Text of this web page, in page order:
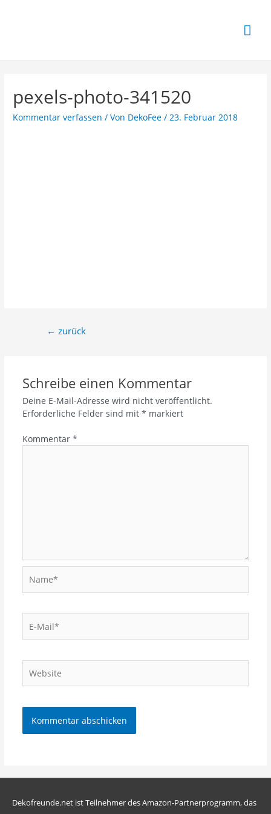
pexels-photo-341520
Kommentar verfassen / Von DekoFee/23. Februar 2018
← zurück
Schreibe einen Kommentar
Deine E-Mail-Adresse wird nicht veröffentlicht.
Erforderliche Felder sind mit * markiert
Kommentar *
Dekofreunde.net ist Teilnehmer des Amazon-Partnerprogramm, das